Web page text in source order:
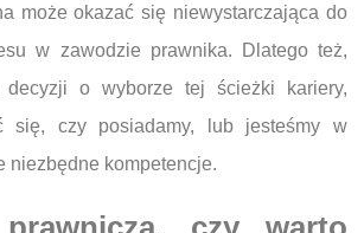
może okazać się niewystarczająca do
w zawodzie prawnika. Dlatego też,
decyzji o wyborze tej ścieżki kariery,
się, czy posiadamy, lub jesteśmy w
niezbędne kompetencje.